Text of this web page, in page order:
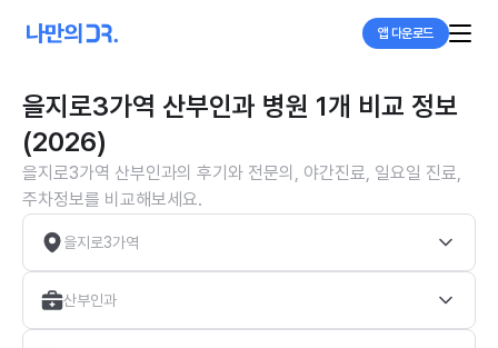
앱 다운로드
을지로3가역 산부인과 병원 1개 비교 정보
(2026)
을지로3가역 산부인과의 후기와 전문의, 야간진료, 일요일 진료,
주차정보를 비교해보세요.
을지로3가역
산부인과